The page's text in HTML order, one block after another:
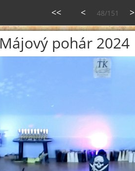
<< < 48/151 >
Májový pohár 2024